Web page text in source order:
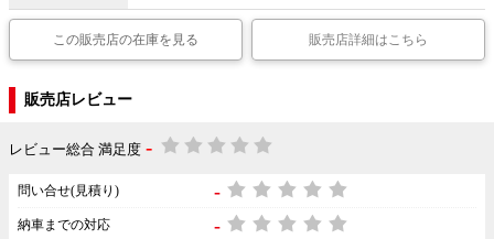
この販売店の在庫を見る 販売店詳細はこちら
販売店レビュー
レビュー総合 満足度 -
問い合せ(見積り) -
納車までの対応 -